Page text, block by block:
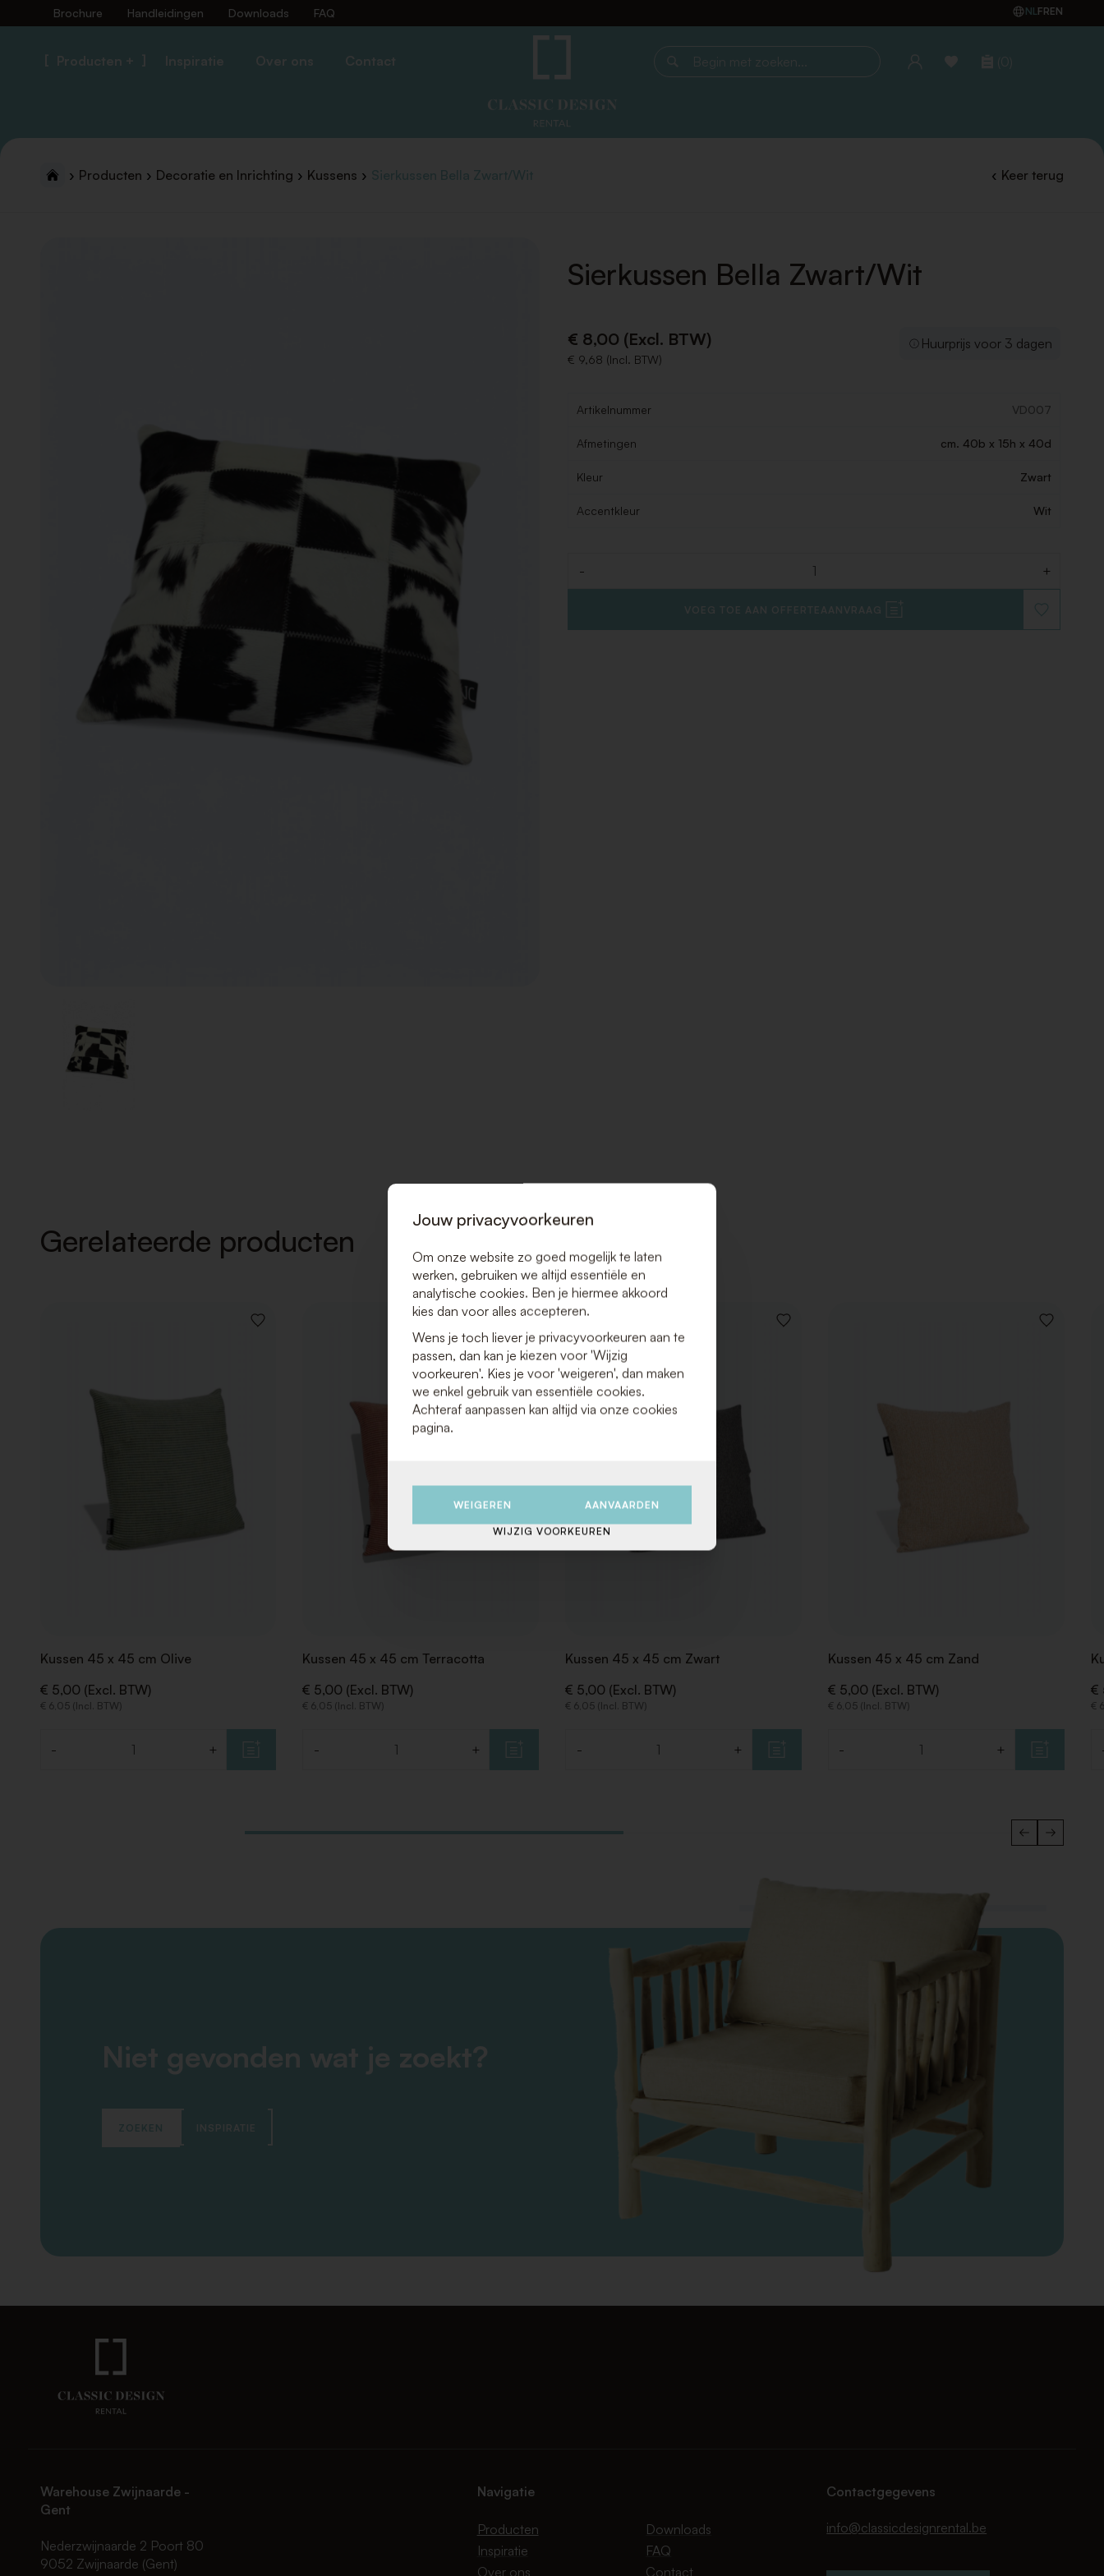
Brochure Handleidingen Downloads FAQ NLFREN
Producten + Inspiratie Over ons Contact
Begin met zoeken... (0)
Producten Decoratie en Inrichting Kussens Sierkussen Bella Zwart/Wit Keer terug
Sierkussen Bella Zwart/Wit
€ 8,00 (Excl. BTW)
€ 9,68 (Incl. BTW)
Huurprijs voor 3 dagen
Artikelnummer VD007
Afmetingen cm. 40b x 15h x 40d
Kleur Zwart
Accentkleur Wit
- +
VOEG TOE AAN OFFERTEAANVRAAG
TOE
Gerelateerde producten
VOEG
Kussen 45 x 45 cm Olive
€ 5,00 (Excl. BTW)
€ 6,05 (Incl. BTW)
- +
TOE
AAN
VERLANGLIJST
Kussen 45 x 45 cm Terracotta
€ 5,00 (Excl. BTW)
€ 6,05 (Incl. BTW)
- +
VOEG
Kussen 45 x 45 cm Zwart
€ 5,00 (Excl. BTW)
€ 6,05 (Incl. BTW)
- +
VOEG
Kussen 45 x 45 cm Zand
€ 5,00 (Excl. BTW)
€ 6,05 (Incl. BTW)
- +
€
€
Niet gevonden wat je zoekt?
ZOEKEN INSPIRATIE
Warehouse Zwijnaarde -
Gent
Nederzwijnaarde 2 Poort 80
9052 Zwijnaarde (Gent)
Navigatie
Producten
Inspiratie
Over ons
Downloads
FAQ
Contact
Contactgegevens
info@classicdesignrental.be
Jouw privacyvoorkeuren
Om onze website zo goed mogelijk te laten
werken, gebruiken we altijd essentiële en
analytische cookies. Ben je hiermee akkoord
kies dan voor alles accepteren.
Wens je toch liever je privacyvoorkeuren aan te
passen, dan kan je kiezen voor 'Wijzig
voorkeuren'. Kies je voor 'weigeren', dan maken
we enkel gebruik van essentiële cookies.
Achteraf aanpassen kan altijd via onze cookies
pagina.
WEIGEREN AANVAARDEN
WIJZIG VOORKEUREN